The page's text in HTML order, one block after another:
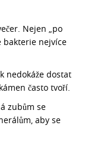
Nejen „po
bakterie nejvíce
nedokáže dostat
často tvoří.
zubům se
aby se